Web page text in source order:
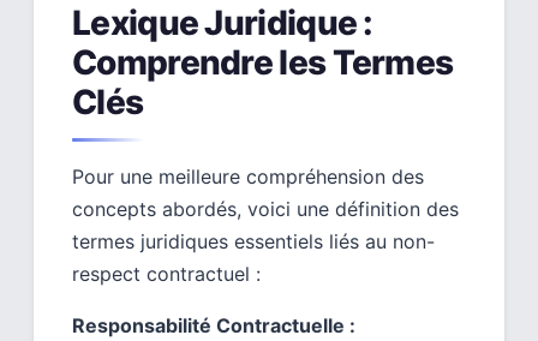
Lexique Juridique :
Comprendre les Termes
Clés
Pour une meilleure compréhension des
concepts abordés, voici une définition des
termes juridiques essentiels liés au non-
respect contractuel :
Responsabilité Contractuelle :